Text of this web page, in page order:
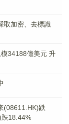
取加密、去標識
34188億美元 升
(08611.HK)跌
18.44%